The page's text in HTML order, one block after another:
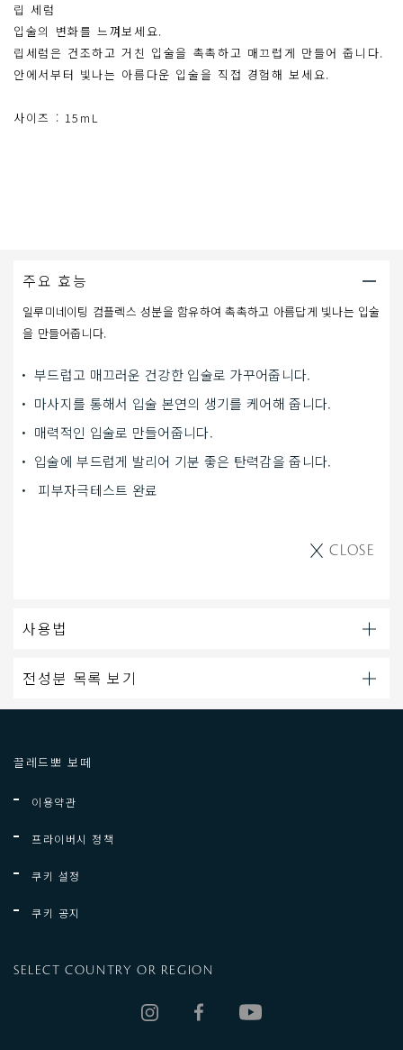
립 세럼
입술의 변화를 느껴보세요.
립세럼은 건조하고 거친 입술을 촉촉하고 매끄럽게 만들어 줍니다.
안에서부터 빛나는 아름다운 입술을 직접 경험해 보세요.
사이즈 : 15mL
주요 효능
일루미네이팅 컴플렉스 성분을 함유하여 촉촉하고 아름답게 빛나는 입술
을 만들어줍니다.
부드럽고 매끄러운 건강한 입술로 가꾸어줍니다.
마사지를 통해서 입술 본연의 생기를 케어해 줍니다.
매력적인 입술로 만들어줍니다.
입술에 부드럽게 발리어 기분 좋은 탄력감을 줍니다.
피부자극테스트 완료
CLOSE
사용법
전성분 목록 보기
끌레드뽀 보떼
이용약관
프라이버시 정책
쿠키 설정
쿠키 공지
SELECT COUNTRY OR REGION